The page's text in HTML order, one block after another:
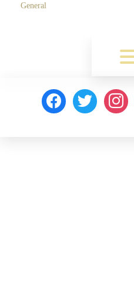
General
facebook twitter instagram